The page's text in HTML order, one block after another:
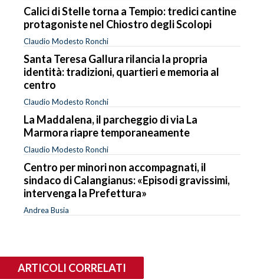
Calici di Stelle torna a Tempio: tredici cantine
protagoniste nel Chiostro degli Scolopi
Claudio Modesto Ronchi
Santa Teresa Gallura rilancia la propria
identità: tradizioni, quartieri e memoria al
centro
Claudio Modesto Ronchi
La Maddalena, il parcheggio di via La
Marmora riapre temporaneamente
Claudio Modesto Ronchi
Centro per minori non accompagnati, il
sindaco di Calangianus: «Episodi gravissimi,
intervenga la Prefettura»
Andrea Busia
ARTICOLI CORRELATI